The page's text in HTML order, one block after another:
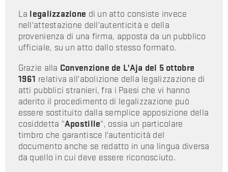
La legalizzazione di un atto consiste invece
nell'attestazione dell'autenticità e della
provenienza di una firma, apposta da un pubblico
ufficiale, su un atto dallo stesso formato.
Grazie alla Convenzione de L'Aja del 5 ottobre
1961 relativa all'abolizione della legalizzazione di
atti pubblici stranieri, fra i Paesi che vi hanno
aderito il procedimento di legalizzazione può
essere sostituito dalla semplice apposizione della
cosiddetta "Apostille", ossia un particolare
timbro che garantisce l'autenticità del
documento anche se redatto in una lingua diversa
da quello in cui deve essere riconosciuto.